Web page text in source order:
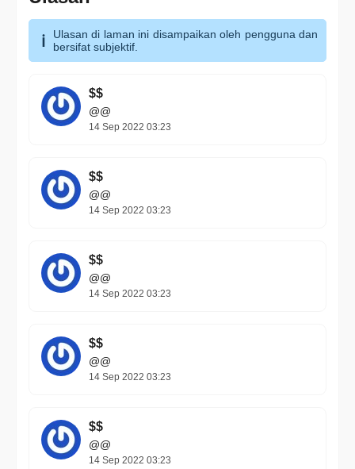
Ulasan di laman ini disampaikan oleh pengguna dan
bersifat subjektif.
$$
@@
14 Sep 2022 03:23
$$
@@
14 Sep 2022 03:23
$$
@@
14 Sep 2022 03:23
$$
@@
14 Sep 2022 03:23
$$
@@
14 Sep 2022 03:23